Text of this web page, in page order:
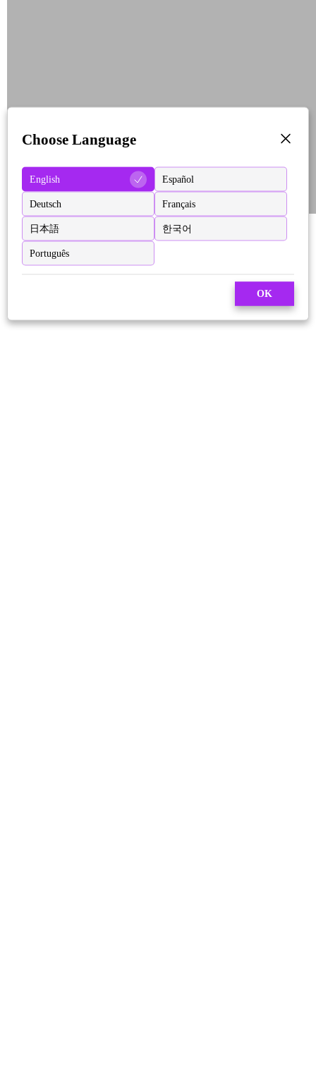
Choose Language
English Español
Deutsch Français
日本語 한국어
Português
OK